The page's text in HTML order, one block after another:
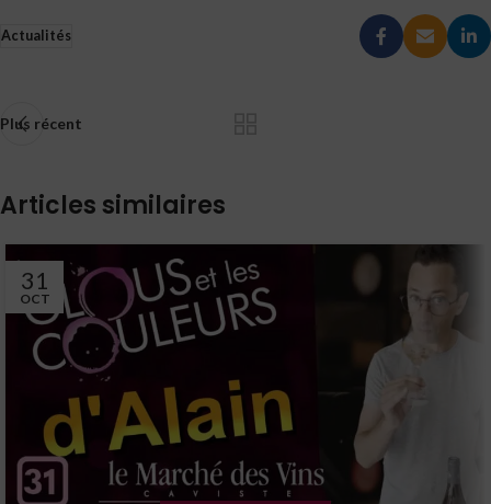
Actualités
Plus récent
Articles similaires
31
OCT